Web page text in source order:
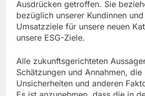
Ausdrücken getroffen. Sie
bezüglich unserer Kundinnen
Umsatzziele für unsere neuen
unsere ESG-Ziele.
Alle zukunftsgerichteten
Schätzungen und Annahmen, die
Unsicherheiten und anderen